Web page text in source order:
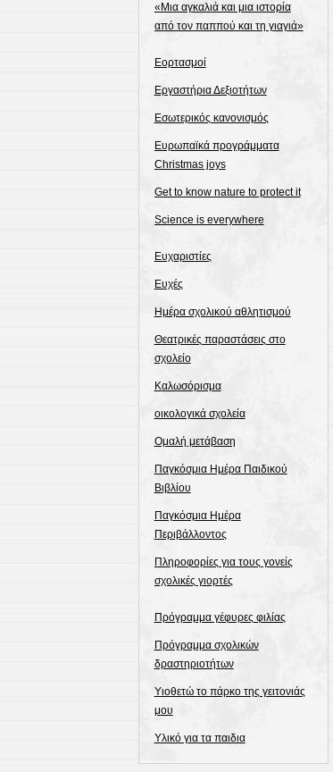
«Μια αγκαλιά και μια ιστορία
από τον παππού και τη γιαγιά»
Εορτασμοί
Εργαστήρια Δεξιοτήτων
Εσωτερικός κανονισμός
Ευρωπαϊκά προγράμματα
Christmas joys
Get to know nature to protect it
Science is everywhere
Ευχαριστίες
Ευχές
Ημέρα σχολικού αθλητισμού
Θεατρικές παραστάσεις στο
σχολείο
Καλωσόρισμα
οικολογικά σχολεία
Ομαλή μετάβαση
Παγκόσμια Ημέρα Παιδικού
Βιβλίου
Παγκόσμια Ημέρα
Περιβάλλοντος
Πληροφορίες για τους γονείς
σχολικές γιορτές
Πρόγραμμα γέφυρες φιλίας
Πρόγραμμα σχολικών
δραστηριοτήτων
Υιοθετώ το πάρκο της γειτονιάς
μου
Υλικό για τα παιδια